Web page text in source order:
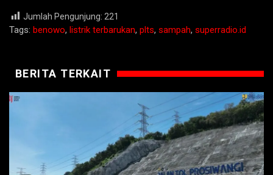
Jumlah Pengunjung: 221
Tags: benowo, listrik terbarukan, plts, sampah, superradio.id
BERITA TERKAIT